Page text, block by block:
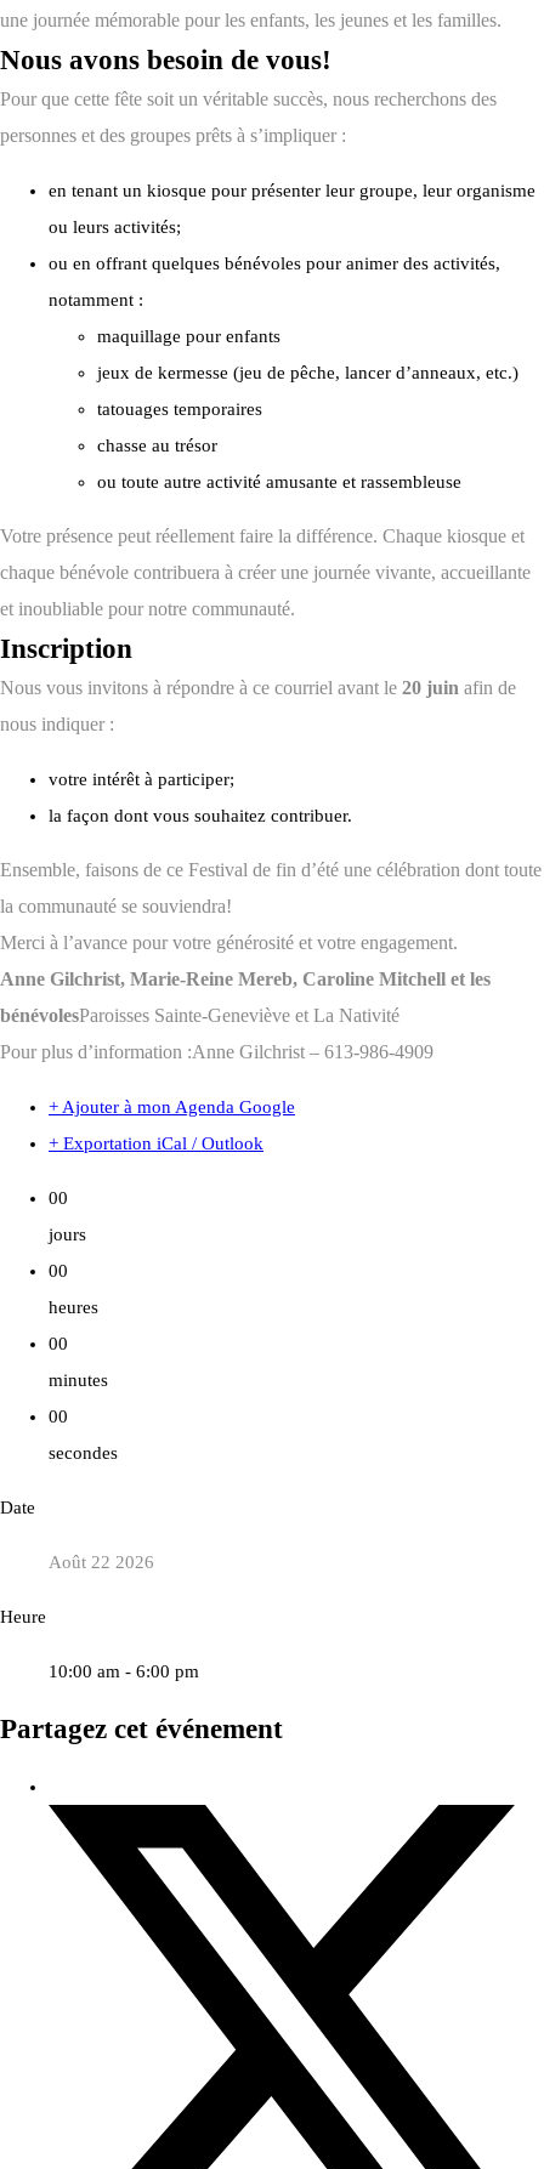
une journée mémorable pour les enfants, les jeunes et les familles.
Nous avons besoin de vous!
Pour que cette fête soit un véritable succès, nous recherchons des
personnes et des groupes prêts à s’impliquer :
en tenant un kiosque pour présenter leur groupe, leur organisme
ou leurs activités;
ou en offrant quelques bénévoles pour animer des activités,
notamment :
maquillage pour enfants
jeux de kermesse (jeu de pêche, lancer d’anneaux, etc.)
tatouages temporaires
chasse au trésor
ou toute autre activité amusante et rassembleuse
Votre présence peut réellement faire la différence. Chaque kiosque et
chaque bénévole contribuera à créer une journée vivante, accueillante
et inoubliable pour notre communauté.
Inscription
Nous vous invitons à répondre à ce courriel avant le 20 juin afin de
nous indiquer :
votre intérêt à participer;
la façon dont vous souhaitez contribuer.
Ensemble, faisons de ce Festival de fin d’été une célébration dont toute
la communauté se souviendra!
Merci à l’avance pour votre générosité et votre engagement.
Anne Gilchrist, Marie-Reine Mereb, Caroline Mitchell et les
bénévolesParoisses Sainte-Geneviève et La Nativité
Pour plus d’information :Anne Gilchrist – 613-986-4909
+ Ajouter à mon Agenda Google
+ Exportation iCal / Outlook
00
jours
00
heures
00
minutes
00
secondes
Date
Août 22 2026
Heure
10:00 am - 6:00 pm
Partagez cet événement